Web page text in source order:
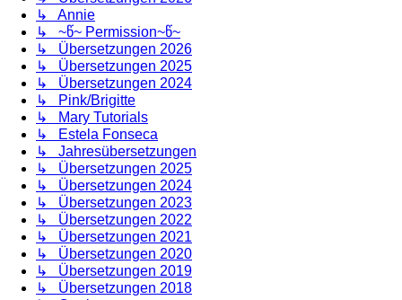
↳ Annie
↳ ~წ~ Permission~წ~
↳ Übersetzungen 2026
↳ Übersetzungen 2025
↳ Übersetzungen 2024
↳ Pink/Brigitte
↳ Mary Tutorials
↳ Estela Fonseca
↳ Jahresübersetzungen
↳ Übersetzungen 2025
↳ Übersetzungen 2024
↳ Übersetzungen 2023
↳ Übersetzungen 2022
↳ Übersetzungen 2021
↳ Übersetzungen 2020
↳ Übersetzungen 2019
↳ Übersetzungen 2018